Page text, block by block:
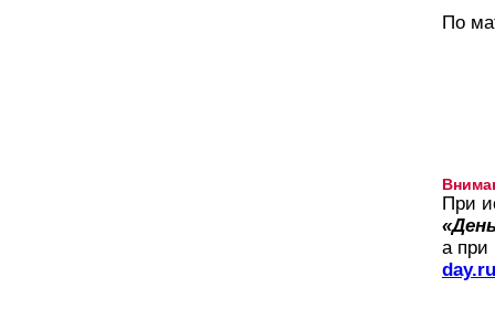
По
При
а при
day.ru